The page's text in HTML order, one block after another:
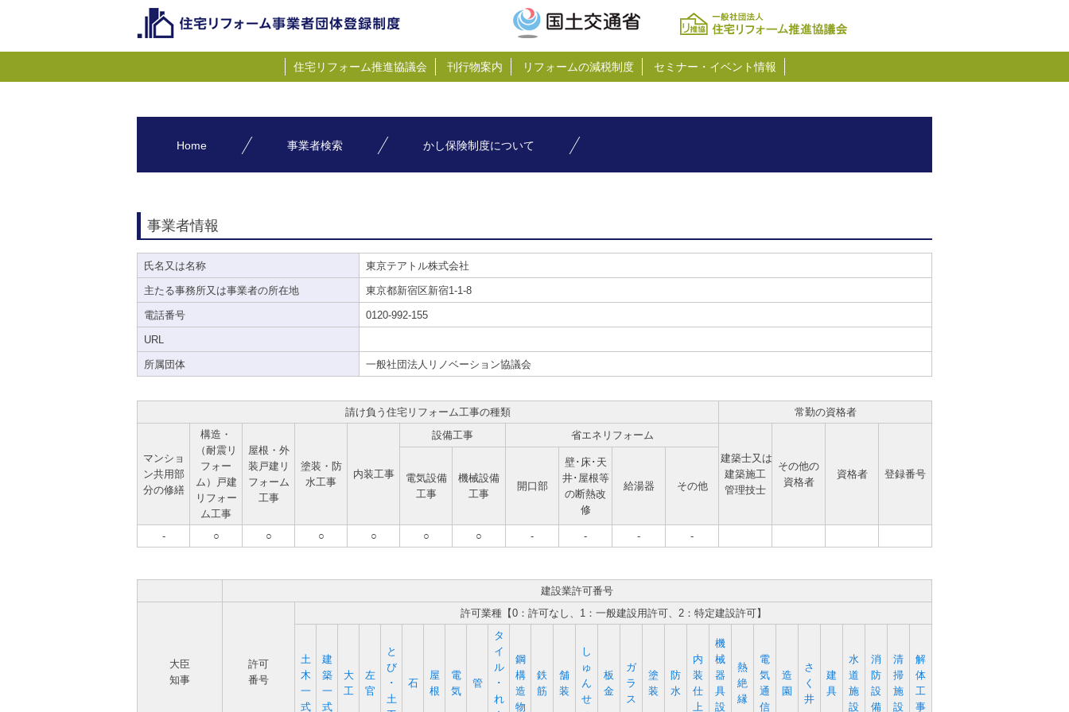
住宅リフォーム推進協議会 刊行物案内 リフォームの減税制度 セミナー・イベント情報
Home 事業者検索 かし保険制度について
事業者情報
氏名又は名称 東京テアトル株式会社
主たる事務所又は事業者の所在地 東京都新宿区新宿1-1-8
電話番号 0120-992-155
URL
所属団体 一般社団法人リノベーション協議会
請け負う住宅リフォーム工事の種類 常勤の資格者
マンショ
ン共用部
分の修繕
構造・
（耐震リ
フォー
ム）戸建
リフォー
ム工事
屋根・外
装戸建リ
フォーム
工事
塗装・防
水工事
内装工事
設備工事
省エネリフォーム
建築士又は
建築施工
管理技士
その他の
資格者
資格者 登録番号
電気設備
工事
機械設備
工事
開口部
壁･床･天
井･屋根等
の断熱改
修
給湯器 その他
- ○ ○ ○ ○ ○ ○ - - - -
建設業許可番号
大臣
知事
許可
番号
許可業種【0：許可なし、1：一般建設用許可、2：特定建設許可】
土
木
一
式
建
築
一
式
大
工
左
官
と
び
･
土
石
屋
根
電
気
管
タ
イ
ル
･
れ
鋼
構
造
物
鉄
筋
舗
装
し
ゅ
ん
せ
板
金
ガ
ラ
ス
塗
装
防
水
内
装
仕
上
機
械
器
具
設
熱
絶
縁
電
気
通
信
造
園
さ
く
井
建
具
水
道
施
設
消
防
設
備
清
掃
施
設
解
体
工
事